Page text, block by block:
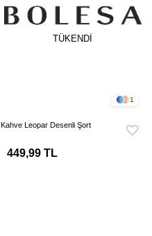
TÜKENDI
1
Kahve Leopar Desenli Şort
449,99 TL